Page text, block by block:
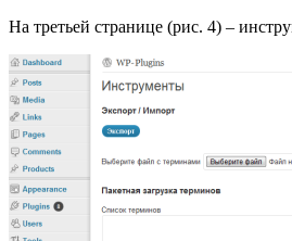
На третьей странице (рис. 4) –